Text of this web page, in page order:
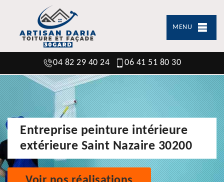
MENU
04 82 29 40 24 06 41 51 80 30
Entreprise peinture intérieure
extérieure Saint Nazaire 30200